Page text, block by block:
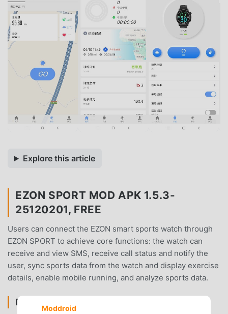
Explore this article
EZON SPORT MOD APK 1.5.3-
25120201, FREE
Users can connect the EZON smart sports watch through
EZON SPORT to achieve core functions: the watch can
receive and view SMS, receive call status and notify the
user, sync sports data from the watch and display exercise
details, enable mobile running, and analyze sports data.
EZON SPORTINTRODUCCIÓN
Moddroid